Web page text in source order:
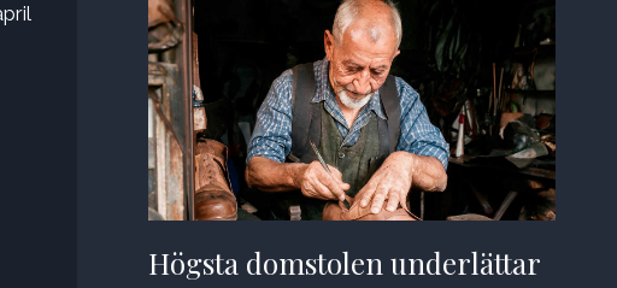
Högsta domstolen underlättar